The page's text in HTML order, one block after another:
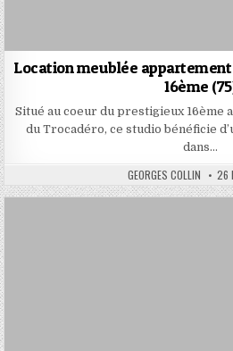
Location meublée appartement
16ème
Situé au coeur du prestigieux 16ème
du Trocadéro, ce studio bénéficie
dans…
AUTHOR:
GEORGES COLLIN 26